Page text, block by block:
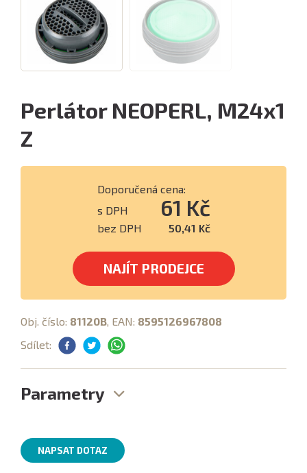
Perlátor NEOPERL, M24x1
Z
Doporučená cena:
s DPH
61 Kč
bez DPH 50,41 Kč
NAJÍT PRODEJCE
Obj. číslo: 81120B, EAN: 8595126967808
Sdílet:
Parametry
NAPSAT DOTAZ